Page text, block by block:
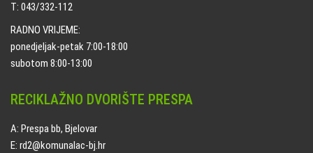
T: 043/332-112
RADNO VRIJEME:
ponedjeljak-petak 7:00-18:00
subotom 8:00-13:00
RECIKLAŽNO DVORIŠTE PRESPA
A: Prespa bb, Bjelovar
E: rd2@komunalac-bj.hr